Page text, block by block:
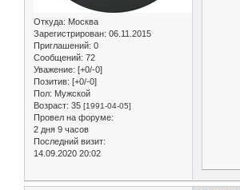
Откуда: Москва
Зарегистрирован: 06.11.2015
Приглашений: 0
Сообщений: 72
Уважение: [+0/-0]
Позитив: [+0/-0]
Пол: Мужской
Возраст: 35 [1991-04-05]
Провел на форуме:
2 дня 9 часов
Последний визит:
14.09.2020 20:02